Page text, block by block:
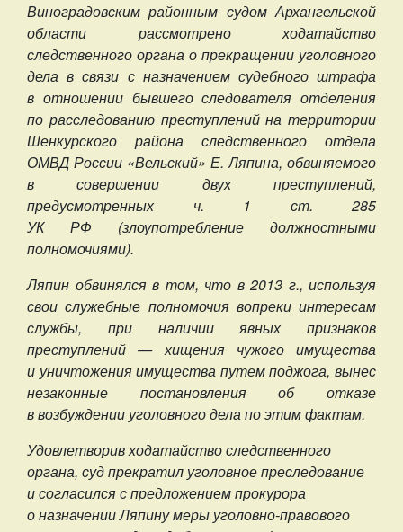
Виноградовским районным судом Архангельской
области рассмотрено ходатайство
следственного органа о прекращении уголовного
дела в связи с назначением судебного штрафа
в отношении бывшего следователя отделения
по расследованию преступлений на территории
Шенкурского района следственного отдела
ОМВД России «Вельский» Е. Ляпина, обвиняемого
в совершении двух преступлений,
предусмотренных ч. 1 ст. 285
УК РФ (злоупотребление должностными
полномочиями).
Ляпин обвинялся в том, что в 2013 г., используя
свои служебные полномочия вопреки интересам
службы, при наличии явных признаков
преступлений — хищения чужого имущества
и уничтожения имущества путем поджога, вынес
незаконные постановления об отказе
в возбуждении уголовного дела по этим фактам.
Удовлетворив ходатайство следственного
органа, суд прекратил уголовное преследование
и согласился с предложением прокурора
о назначении Ляпину меры уголовно-правового